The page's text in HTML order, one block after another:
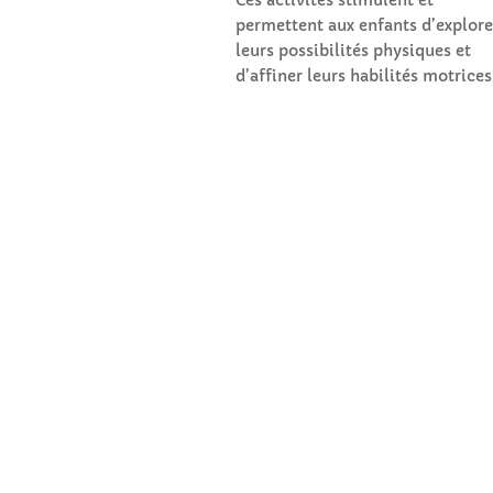
permettent aux enfants
leurs possibilités physiques et
d’affiner leurs habilités